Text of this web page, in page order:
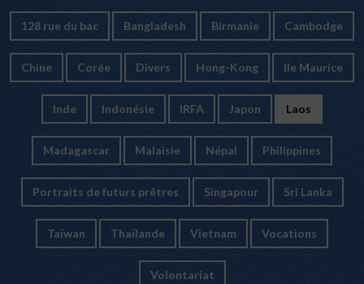
128 rue du bac Bangladesh Birmanie Cambodge
Chine Corée Divers Hong-Kong Ile Maurice
Inde Indonésie IRFA Japon Laos
Madagascar Malaisie Népal Philippines
Portraits de futurs prêtres Singapour Sri Lanka
Taïwan Thaïlande Vietnam Vocations
Volontariat